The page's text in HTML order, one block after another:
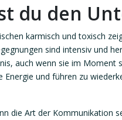
du den
karmisch und toxisch
sind intensiv und
auch wenn sie im Moment
Energie und führen zu
die Art der Kommunikation